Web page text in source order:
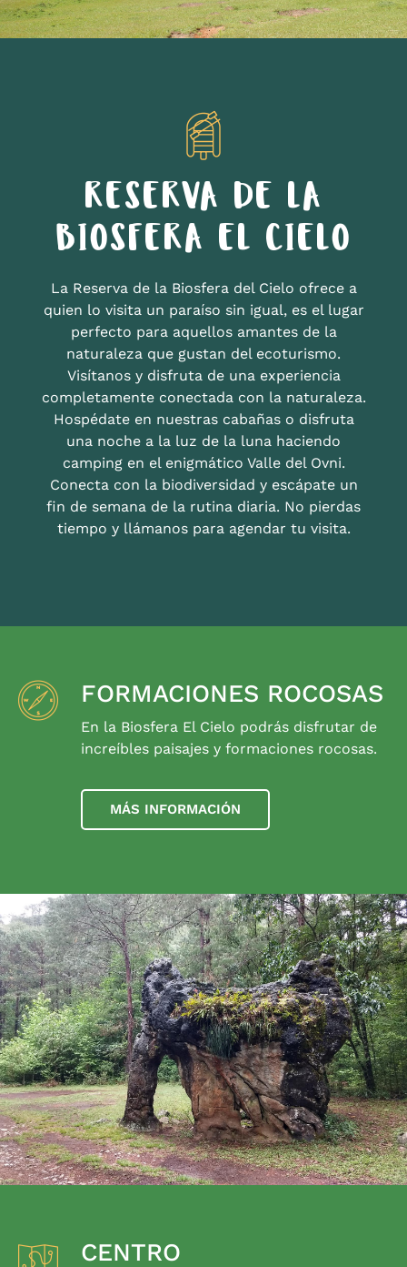
RESERVA DE LA
BIOSFERA EL CIELO
La Reserva de la Biosfera del Cielo ofrece a
quien lo visita un paraíso sin igual, es el lugar
perfecto para aquellos amantes de la
naturaleza que gustan del ecoturismo.
Visítanos y disfruta de una experiencia
completamente conectada con la naturaleza.
Hospédate en nuestras cabañas o disfruta
una noche a la luz de la luna haciendo
camping en el enigmático Valle del Ovni.
Conecta con la biodiversidad y escápate un
fin de semana de la rutina diaria. No pierdas
tiempo y llámanos para agendar tu visita.
FORMACIONES ROCOSAS
En la Biosfera El Cielo podrás disfrutar de
increíbles paisajes y formaciones rocosas.
MÁS INFORMACIÓN
CENTRO